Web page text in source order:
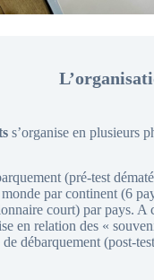
s’organise en plusieurs
(pré-test
par continent (6
court) par pays.
en relation des «
débarquement (post-